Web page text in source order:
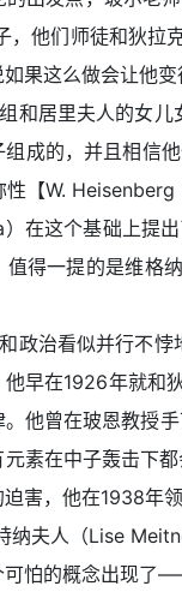
，他们师徒和狄拉
果这么做会让他变
居里夫人的女儿
成的，并且相信
性【W.
）在这个基础上提
值得一提的是维格
治看似并行不悖
他早在1926年就和
他曾在玻恩教授
素在中子轰击下
害，他在1938年
夫人（Lise
怕的概念出现了